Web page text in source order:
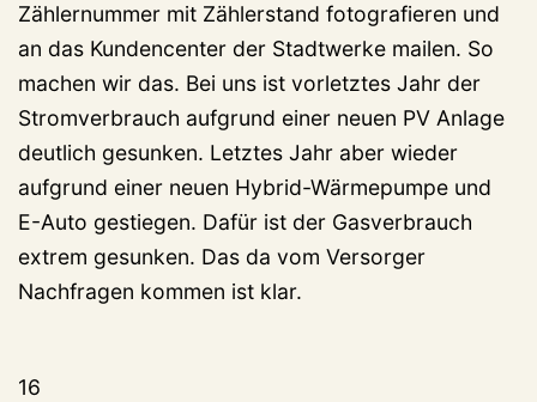
Zählernummer mit Zählerstand fotografieren und
an das Kundencenter der Stadtwerke mailen. So
machen wir das. Bei uns ist vorletztes Jahr der
Stromverbrauch aufgrund einer neuen PV Anlage
deutlich gesunken. Letztes Jahr aber wieder
aufgrund einer neuen Hybrid-Wärmepumpe und
E-Auto gestiegen. Dafür ist der Gasverbrauch
extrem gesunken. Das da vom Versorger
Nachfragen kommen ist klar.
16